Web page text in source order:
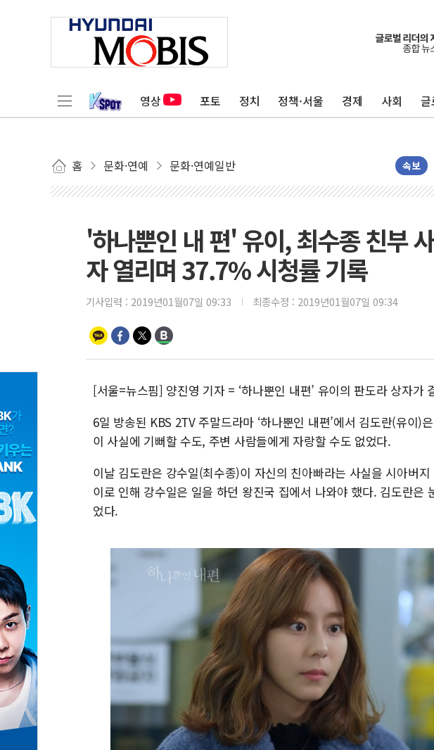
영상 포토 정치 정책·서울 경제 사회 글
홈 문화·연예 문화·연예일반 속보
'하나뿐인 내 편' 유이, 최수종 친부
자 열리며 37.7% 시청률 기록
기사입력 : 2019년01월07일 09:33 최종수정 : 2019년01월07일 09:34
[서울=뉴스핌] 양진영 기자 = ‘하나뿐인 내편’ 유이의 판도라 상자가
6일 방송된 KBS 2TV 주말드라마 ‘하나뿐인 내편’에서 김도란(유이)
이 사실에 기뻐할 수도, 주변 사람들에게 자랑할 수도 없었다.
이날 김도란은 강수일(최수종)이 자신의 친아빠라는 사실을 시아버
이로 인해 강수일은 일을 하던 왕진국 집에서 나와야 했다. 김도란은
었다.